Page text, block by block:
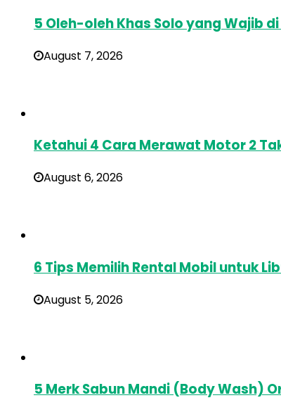
5 Oleh-oleh Khas Solo yang Wajib
August 7, 2026
Ketahui 4 Cara Merawat Motor 2
August 6, 2026
6 Tips Memilih Rental Mobil untuk
August 5, 2026
5 Merk Sabun Mandi (Body Wash)